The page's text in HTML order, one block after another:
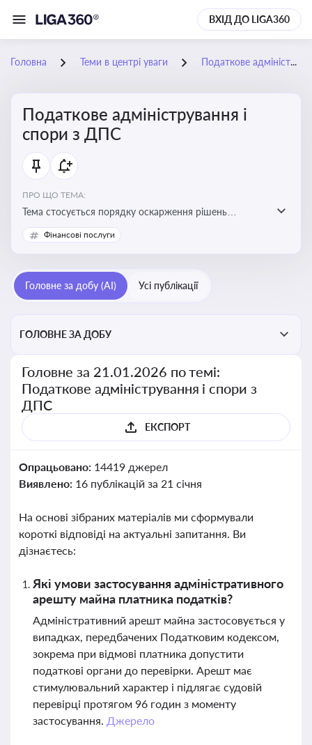
ВХІД ДО LIGA360
Головна Теми в центрі уваги Податкове адміністрування і спори з ДПС
Податкове адміністрування і
спори з ДПС
ПРО ЩО ТЕМА:
Тема стосується порядку оскарження рішень
податкових органів, що виникають внаслідок
податкових перевірок, та механізмів захисту прав
Фінансові послуги
Головне за добу (AI) Усі публікації
ГОЛОВНЕ ЗА ДОБУ
Головне за 21.01.2026 по темі:
Податкове адміністрування і спори з
ДПС
ЕКСПОРТ
Опрацьовано: 14419 джерел
Виявлено: 16 публікацій за 21 січня
На основі зібраних матеріалів ми сформували
короткі відповіді на актуальні запитання. Ви
дізнаєтесь:
Які умови застосування адміністративного
арешту майна платника податків?
Адміністративний арешт майна застосовується у
випадках, передбачених Податковим кодексом,
зокрема при відмові платника допустити
податкові органи до перевірки. Арешт має
стимулювальний характер і підлягає судовій
перевірці протягом 96 годин з моменту
застосування. Джерело